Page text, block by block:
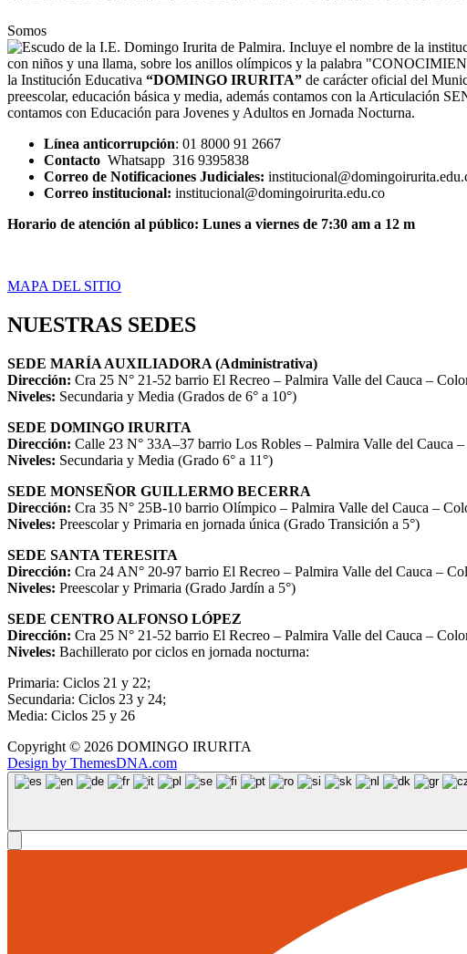
Somos
la Institución Educativa “DOMINGO IRURITA” de carácter oficial del
preescolar, educación básica y media, además contamos con la Articulación
contamos con Educación para Jovenes y Adultos en Jornada Nocturna.
Línea anticorrupción: 01 8000 91 2667
Contacto Whatsapp 316 9395838
Correo de Notificaciones Judiciales:
Correo institucional: institucional@domingoirurita.edu.co
Horario de atención al público: Lunes a viernes de 7:30 am a 12 m
MAPA DEL SITIO
NUESTRAS SEDES
SEDE MARÍA AUXILIADORA (Administrativa)
Dirección: Cra 25 N° 21-52 barrio El Recreo – Palmira Valle del Cauca –
Niveles: Secundaria y Media (Grados de 6° a 10°)
SEDE DOMINGO IRURITA
Dirección: Calle 23 N° 33A–37 barrio Los Robles – Palmira Valle del Cauca
Niveles: Secundaria y Media (Grado 6° a 11°)
SEDE MONSEÑOR GUILLERMO BECERRA
Dirección: Cra 35 N° 25B-10 barrio Olímpico – Palmira Valle del Cauca –
Niveles: Preescolar y Primaria en jornada única (Grado Transición a 5°)
SEDE SANTA TERESITA
Dirección: Cra 24 AN° 20-97 barrio El Recreo – Palmira Valle del Cauca –
Niveles: Preescolar y Primaria (Grado Jardín a 5°)
SEDE CENTRO ALFONSO LÓPEZ
Dirección: Cra 25 N° 21-52 barrio El Recreo – Palmira Valle del Cauca –
Niveles: Bachillerato por ciclos en jornada nocturna:
Primaria: Ciclos 21 y 22;
Secundaria: Ciclos 23 y 24;
Media: Ciclos 25 y 26
Copyright © 2026 DOMINGO IRURITA
Design by ThemesDNA.com